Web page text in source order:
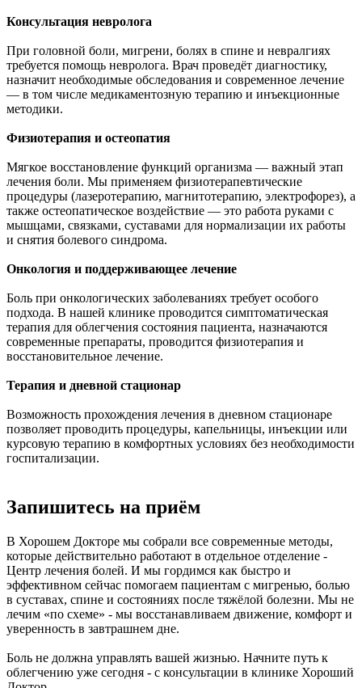
Консультация невролога
При головной боли, мигрени, болях в спине и невралгиях
требуется помощь невролога. Врач проведёт диагностику,
назначит необходимые обследования и современное лечение
— в том числе медикаментозную терапию и инъекционные
методики.
Физиотерапия и остеопатия
Мягкое восстановление функций организма — важный этап
лечения боли. Мы применяем физиотерапевтические
процедуры (лазеротерапию, магнитотерапию, электрофорез), а
также остеопатическое воздействие — это работа руками с
мышцами, связками, суставами для нормализации их работы
и снятия болевого синдрома.
Онкология и поддерживающее лечение
Боль при онкологических заболеваниях требует особого
подхода. В нашей клинике проводится симптоматическая
терапия для облегчения состояния пациента, назначаются
современные препараты, проводится физиотерапия и
восстановительное лечение.
Терапия и дневной стационар
Возможность прохождения лечения в дневном стационаре
позволяет проводить процедуры, капельницы, инъекции или
курсовую терапию в комфортных условиях без необходимости
госпитализации.
Запишитесь на приём
В Хорошем Докторе мы собрали все современные методы,
которые действительно работают в отдельное отделение -
Центр лечения болей. И мы гордимся как быстро и
эффективном сейчас помогаем пациентам с мигренью, болью
в суставах, спине и состояниях после тяжёлой болезни. Мы не
лечим «по схеме» - мы восстанавливаем движение, комфорт и
уверенность в завтрашнем дне.
Боль не должна управлять вашей жизнью. Начните путь к
облегчению уже сегодня - с консультации в клинике Хороший